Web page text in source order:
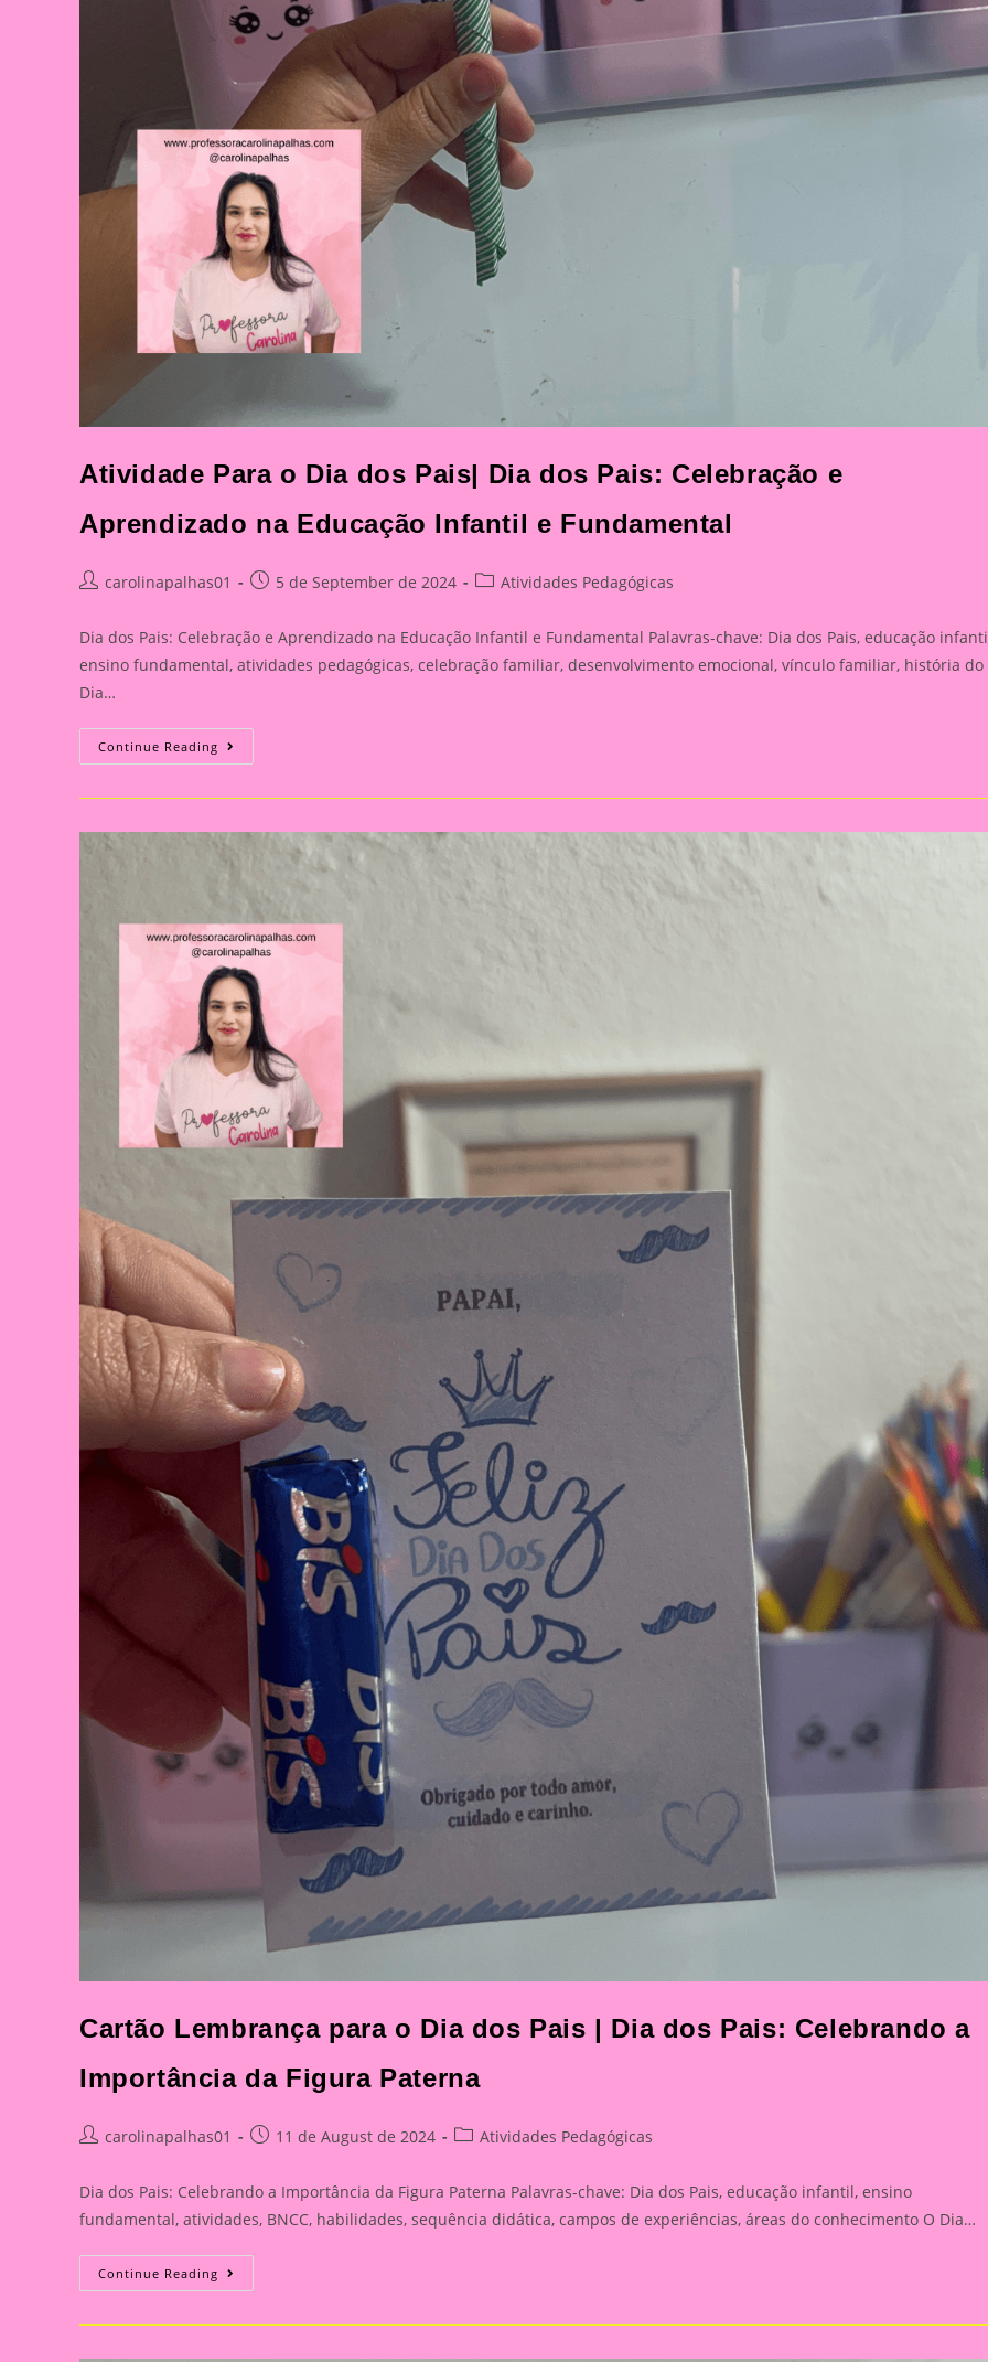
Atividade Para o Dia dos Pais| Dia dos Pais: Celebração e
Aprendizado na Educação Infantil e Fundamental
Postcarolinapalhas01
Post5 de September de 2024
PostAtividades Pedagógicas
Dia dos Pais: Celebração e Aprendizado na Educação Infantil e Fundamental Palavras-chave: Dia dos Pais, educação
ensino fundamental, atividades pedagógicas, celebração familiar, desenvolvimento emocional, vínculo familiar, história do
Dia…
Continue Reading Atividade
Para
Dia
Dia
Pais:
Celebração
E
Aprendizado
Na
Educação
Infantil
E
Fundamental
Cartão Lembrança para o Dia dos Pais | Dia dos Pais: Celebrando a
Importância da Figura Paterna
Postcarolinapalhas01
Post11 de August de 2024
PostAtividades Pedagógicas
Dia dos Pais: Celebrando a Importância da Figura Paterna Palavras-chave: Dia dos Pais, educação infantil, ensino
fundamental, atividades, BNCC, habilidades, sequência didática, campos de experiências, áreas do conhecimento O Dia…
Continue Reading Cartão
Lembrança